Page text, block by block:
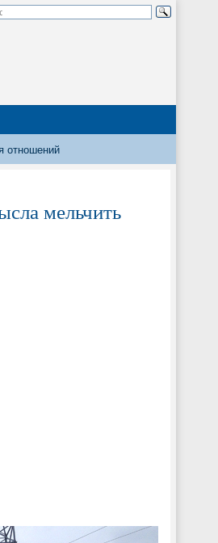
отношений
мельчить